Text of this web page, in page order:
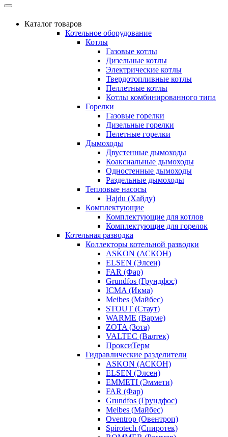
Каталог товаров
Котельное оборудование
Котлы
Газовые котлы
Дизельные котлы
Электрические котлы
Твердотопливные котлы
Пеллетные котлы
Котлы комбинированного типа
Горелки
Газовые горелки
Дизельные горелки
Пелетные горелки
Дымоходы
Двустенные дымоходы
Коаксиальные дымоходы
Одностенные дымоходы
Раздельные дымоходы
Тепловые насосы
Hajdu (Хайду)
Комплектующие
Комплектующие для котлов
Комплектующие для горелок
Котельная разводка
Коллекторы котельной разводки
ASKON (АСКОН)
ELSEN (Элсен)
FAR (Фар)
Grundfos (Грундфос)
ICMA (Икма)
Meibes (Майбес)
STOUT (Стаут)
WARME (Варме)
ZOTA (Зота)
VALTEC (Валтек)
ПроксиТерм
Гидравлические разделители
ASKON (АСКОН)
ELSEN (Элсен)
EMMETI (Эммети)
FAR (Фар)
Grundfos (Грундфос)
Meibes (Майбес)
Oventrop (Овентроп)
Spirotech (Спиротек)